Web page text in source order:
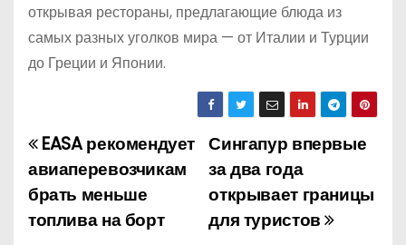
открывая рестораны, предлагающие блюда из
самых разных уголков мира — от Италии и Турции
до Греции и Японии.
Н
а
в
Сингапур впервые
за два года
открывает границы
для туристов
EASA рекомендует
авиаперевозчикам
брать меньше
топлива на борт